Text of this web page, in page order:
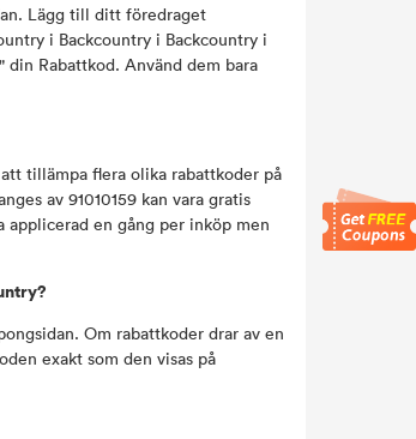
Lägg till ditt föredraget
i Backcountry i Backcountry i
din Rabattkod. Använd dem bara
tillämpa flera olika rabattkoder på
av 91010159 kan vara gratis
applicerad en gång per inköp men
Om rabattkoder drar av en
exakt som den visas på